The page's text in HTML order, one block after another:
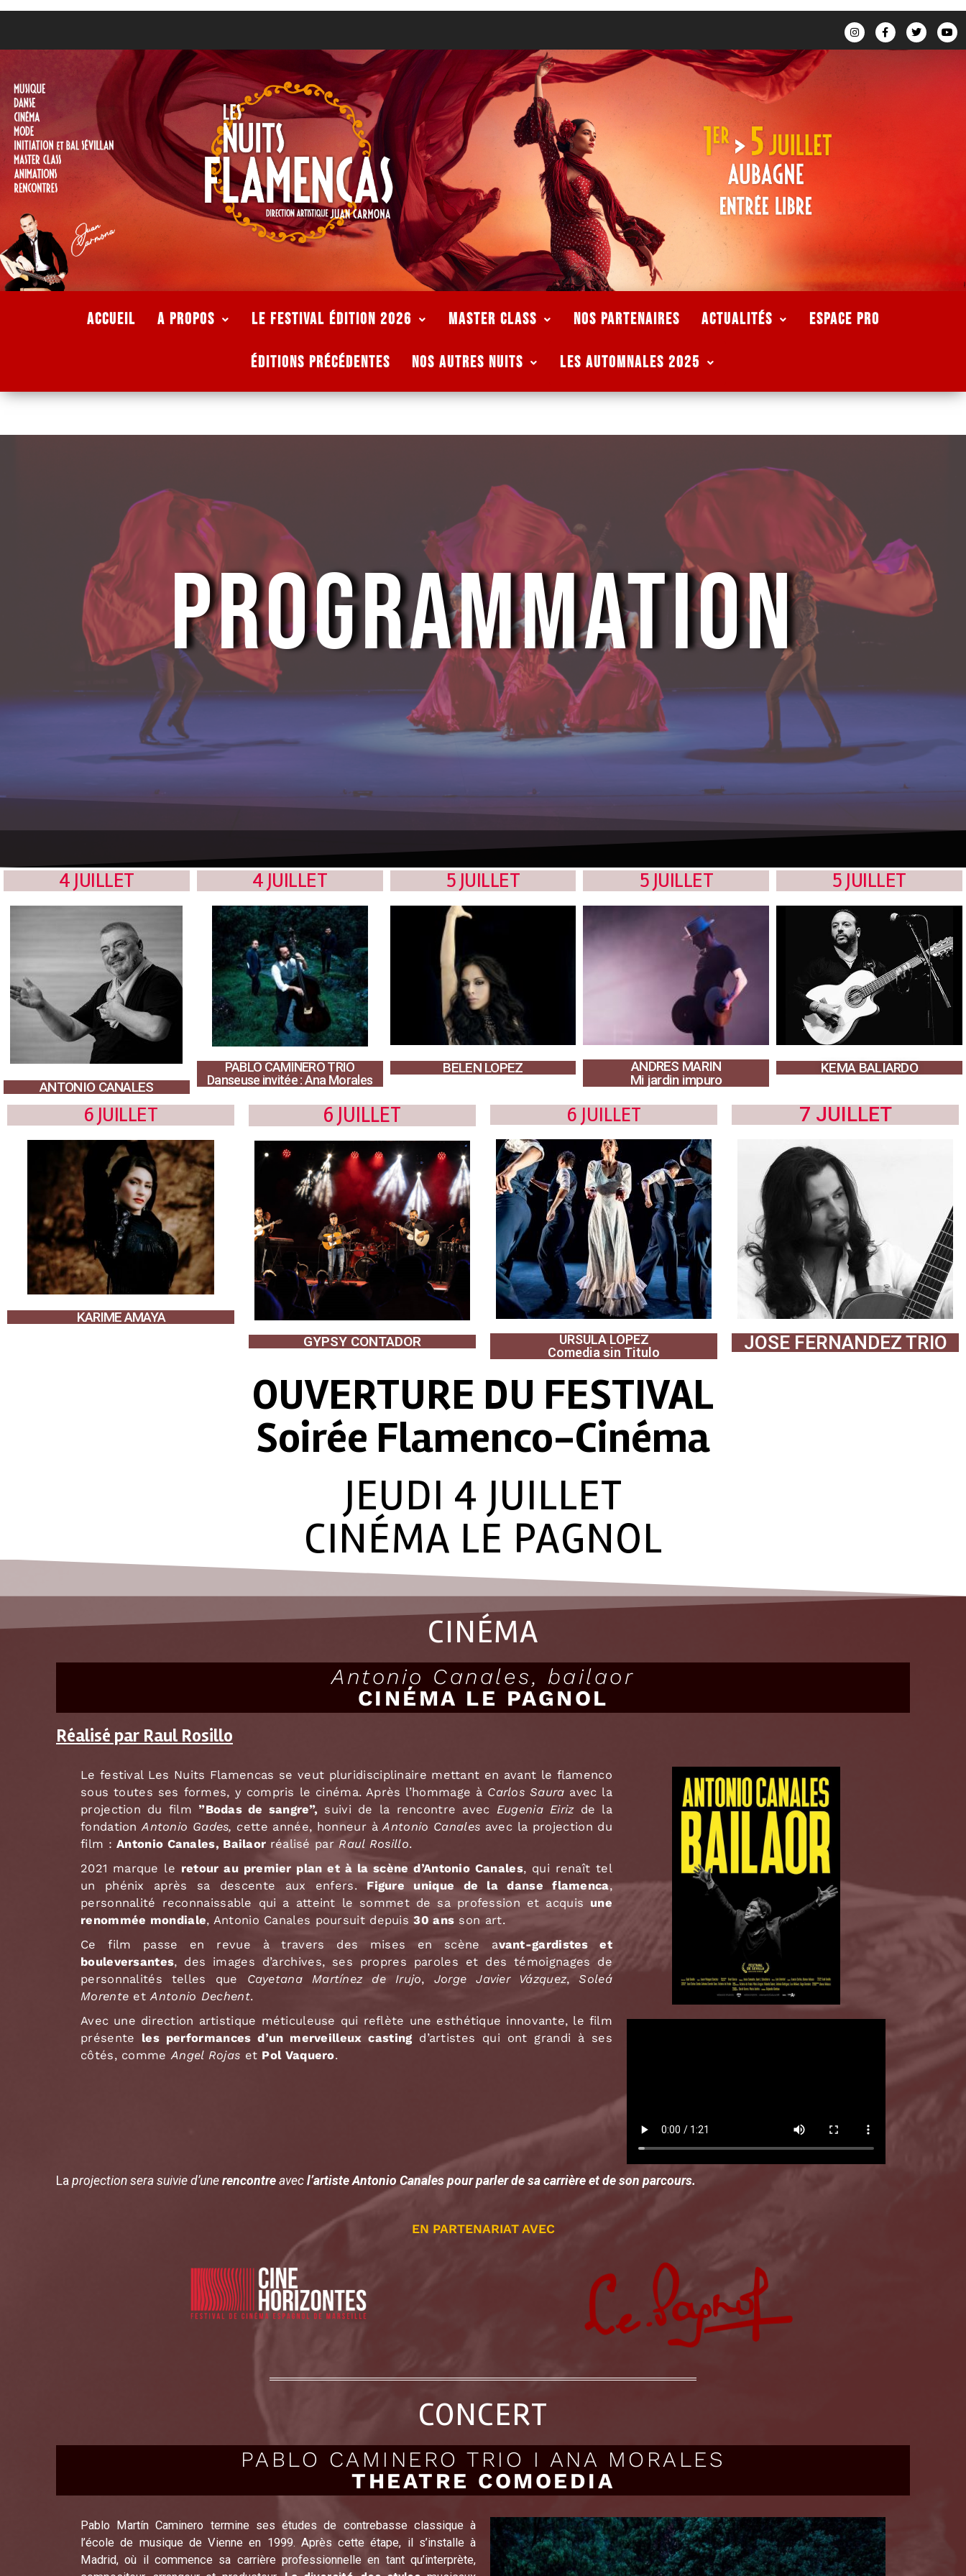
ACCUEIL A PROPOS LE FESTIVAL ÉDITION 2026 MASTER CLASS Nos Partenaires Actualités ESPACE PRO
ÉDITIONS PRÉCÉDENTES NOS AUTRES NUITS Les Automnales 2025
PROGRAMMATION
4 JUILLET
ANTONIO CANALES
4 JUILLET
PABLO CAMINERO TRIO
Danseuse invitée : Ana Morales
5 JUILLET
BELEN LOPEZ
5 JUILLET
ANDRES MARIN
Mi jardin impuro
5 JUILLET
KEMA BALIARDO
6 JUILLET
KARIME AMAYA
6 JUILLET
GYPSY CONTADOR
6 JUILLET
URSULA LOPEZ
Comedia sin Titulo
7 JUILLET
JOSE FERNANDEZ TRIO
OUVERTURE DU FESTIVAL
Soirée Flamenco-Cinéma
JEUDI 4 JUILLET
CINÉMA LE PAGNOL
CINÉMA
Antonio Canales, bailaor
CINÉMA LE PAGNOL
Réalisé par Raul Rosillo
Le festival Les Nuits Flamencas se veut pluridisciplinaire mettant en avant le flamenco
sous toutes ses formes, y compris le cinéma. Après l’hommage à Carlos Saura avec la
projection du film ”Bodas de sangre”, suivi de la rencontre avec Eugenia Eirizde la
fondationAntonio Gades, cette année, honneur àAntonio Canales avec la projection du
film :Antonio Canales, Bailaor réalisé par Raul Rosillo.
2021 marque le retour au premier plan et à la scène d’Antonio Canales, qui renaît tel
un phénix après sa descente aux enfers. Figure unique de la danse flamenca,
personnalité reconnaissable qui a atteint le sommet de sa profession et acquis une
renommée mondiale, Antonio Canales poursuit depuis30 ans son art.
Ce film passe en revue à travers des mises en scène avant-gardistes et
bouleversantes, des images d’archives, ses propres paroles et des témoignages de
personnalités telles que Cayetana Martínez de Irujo, Jorge Javier Vázquez, Soleá
Morente etAntonio Dechent.
Avec une direction artistique méticuleuse qui reflète une esthétique innovante, le film
présente les performances d’un merveilleux casting d’artistes qui ont grandi à ses
côtés, comme Angel Rojas et Pol Vaquero.
La projection sera suivie d’une rencontre avec l’artiste Antonio Canales pour parler de sa carrière et de son parcours.
EN PARTENARIAT AVEC
CONCERT
PABLO CAMINERO TRIO I ANA MORALES
THEATRE COMOEDIA
Pablo Martín Caminero termine ses études de contrebasse classique à
l’école de musique de Vienne en 1999. Après cette étape, il s’installe à
Madrid, où il commence sa carrière professionnelle en tant qu’interprète,